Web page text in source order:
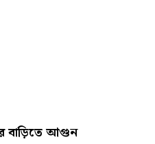
বাড়িতে আগুন